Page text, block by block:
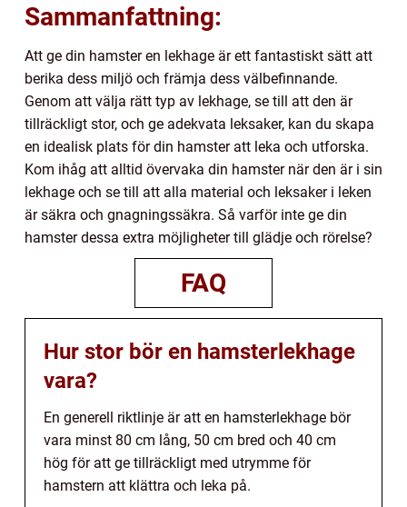
Sammanfattning:
Att ge din hamster en lekhage är ett fantastiskt sätt att
berika dess miljö och främja dess välbefinnande.
Genom att välja rätt typ av lekhage, se till att den är
tillräckligt stor, och ge adekvata leksaker, kan du skapa
en idealisk plats för din hamster att leka och utforska.
Kom ihåg att alltid övervaka din hamster när den är i sin
lekhage och se till att alla material och leksaker i leken
är säkra och gnagningssäkra. Så varför inte ge din
hamster dessa extra möjligheter till glädje och rörelse?
FAQ
Hur stor bör en hamsterlekhage
vara?
En generell riktlinje är att en hamsterlekhage bör
vara minst 80 cm lång, 50 cm bred och 40 cm
hög för att ge tillräckligt med utrymme för
hamstern att klättra och leka på.